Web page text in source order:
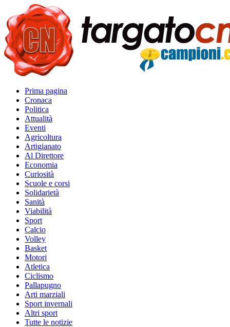
Prima pagina
Cronaca
Politica
Attualità
Eventi
Agricoltura
Artigianato
Al Direttore
Economia
Curiosità
Scuole e corsi
Solidarietà
Sanità
Viabilità
Sport
Calcio
Volley
Basket
Motori
Atletica
Ciclismo
Pallapugno
Arti marziali
Sport invernali
Altri sport
Tutte le notizie